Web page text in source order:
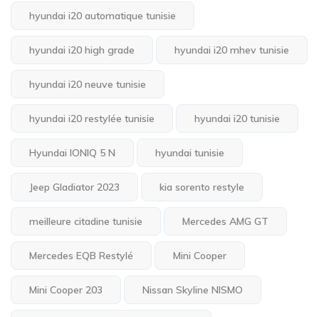
hyundai i20 automatique tunisie
hyundai i20 high grade hyundai i20 mhev tunisie
hyundai i20 neuve tunisie
hyundai i20 restylée tunisie hyundai i20 tunisie
Hyundai IONIQ 5 N hyundai tunisie
Jeep Gladiator 2023 kia sorento restyle
meilleure citadine tunisie Mercedes AMG GT
Mercedes EQB Restylé Mini Cooper
Mini Cooper 203 Nissan Skyline NISMO